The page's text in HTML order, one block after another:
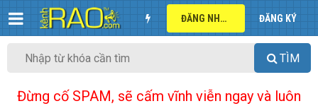
ĐĂNG NHẬP ĐĂNG KÝ
TÌM
Đừng cố SPAM, sẽ cấm vĩnh viễn ngay và luôn